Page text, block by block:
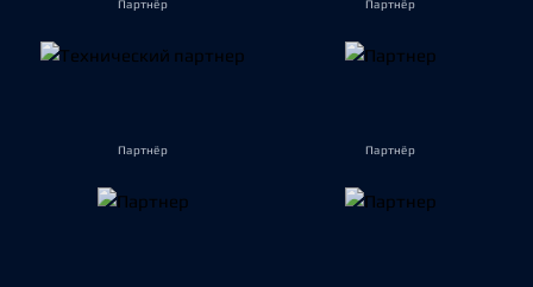
Партнёр Партнёр
Партнёр Партнёр